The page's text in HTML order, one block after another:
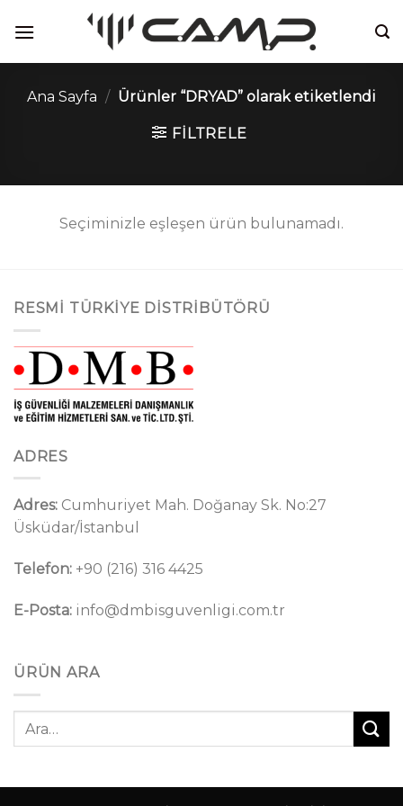
atla
Ana Sayfa / Ürünler “DRYAD” olarak etiketlendi
FILTRELE
Seçiminizle eşleşen ürün bulunamadı.
RESMI TÜRKIYE DISTRIBÜTÖRÜ
ADRES
Adres: Cumhuriyet Mah. Doğanay Sk. No:27
Üsküdar/İstanbul
Telefon: +90 (216) 316 4425
E-Posta: info@dmbisguvenligi.com.tr
ÜRÜN ARA
Ara: